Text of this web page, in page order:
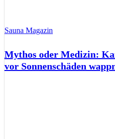
Sauna Magazin
Mythos oder Medizin:
vor Sonnenschäden